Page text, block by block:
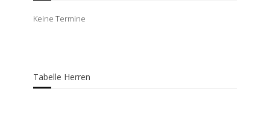
Keine Termine
Tabelle Herren